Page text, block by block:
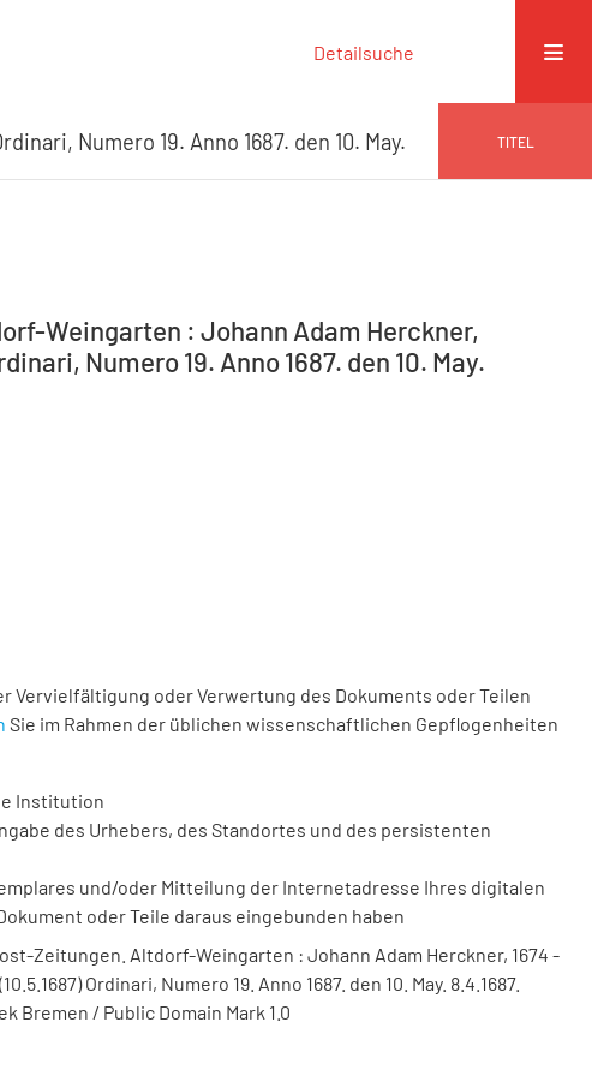
Detailsuche
Numero 19. Anno 1687. den 10. May. TITEL
Weingarten : Johann Adam Herckner,
Numero 19. Anno 1687. den 10. May.
Vervielfältigung oder Verwertung des Dokuments oder Teilen
Sie im Rahmen der üblichen wissenschaftlichen Gepflogenheiten
Institution
des Urhebers, des Standortes und des persistenten
und/oder Mitteilung der Internetadresse Ihres digitalen
oder Teile daraus eingebunden haben
Zeitungen. Altdorf-Weingarten : Johann Adam Herckner, 1674 -
Ordinari, Numero 19. Anno 1687. den 10. May. 8.4.1687.
Bremen / Public Domain Mark 1.0